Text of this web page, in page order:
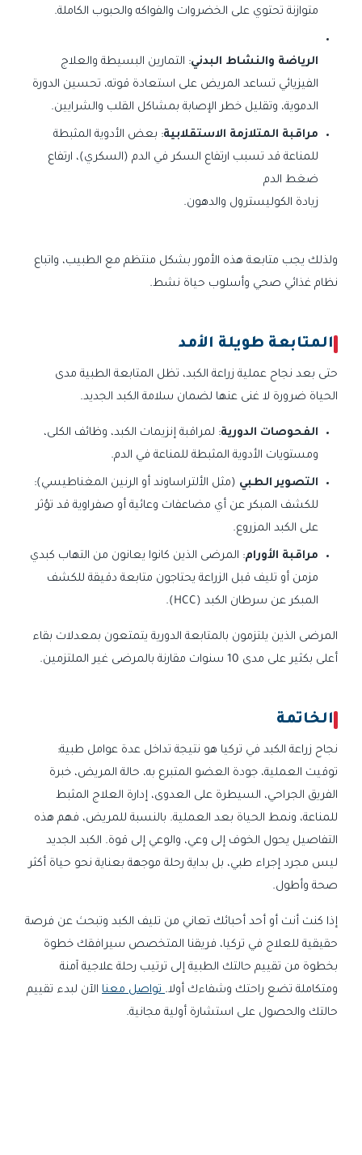
متوازنة تحتوي على الخضروات والفواكه والحبوب الكاملة.
الرياضة والنشاط البدني: التمارين البسيطة والعلاج
الفيزيائي تساعد المريض على استعادة قوته، تحسين الدورة
الدموية، وتقليل خطر الإصابة بمشاكل القلب والشرايين.
مراقبة المتلازمة الاستقلابية: بعض الأدوية المثبطة
للمناعة قد تسبب ارتفاع السكر في الدم (السكري)، ارتفاع
ضغط الدم
زيادة الكوليسترول والدهون.
ولذلك يجب متابعة هذه الأمور بشكل منتظم مع الطبيب، واتباع
نظام غذائي صحي وأسلوب حياة نشط.
المتابعة طويلة الأمد
حتى بعد نجاح عملية زراعة الكبد، تظل المتابعة الطبية مدى
الحياة ضرورة لا غنى عنها لضمان سلامة الكبد الجديد.
الفحوصات الدورية: لمراقبة إنزيمات الكبد، وظائف الكلى،
ومستويات الأدوية المثبطة للمناعة في الدم.
التصوير الطبي (مثل الألتراساوند أو الرنين المغناطيسي):
للكشف المبكر عن أي مضاعفات وعائية أو صفراوية قد تؤثر
على الكبد المزروع.
مراقبة الأورام: المرضى الذين كانوا يعانون من التهاب كبدي
مزمن أو تليف قبل الزراعة يحتاجون متابعة دقيقة للكشف
المبكر عن سرطان الكبد (HCC).
المرضى الذين يلتزمون بالمتابعة الدورية يتمتعون بمعدلات بقاء
أعلى بكثير على مدى 10 سنوات مقارنة بالمرضى غير الملتزمين.
الخاتمة
نجاح زراعة الكبد في تركيا هو نتيجة تداخل عدة عوامل طبية:
توقيت العملية، جودة العضو المتبرع به، حالة المريض، خبرة
الفريق الجراحي، السيطرة على العدوى، إدارة العلاج المثبط
للمناعة، ونمط الحياة بعد العملية. بالنسبة للمريض، فهم هذه
التفاصيل يحول الخوف إلى وعي، والوعي إلى قوة. الكبد الجديد
ليس مجرد إجراء طبي، بل بداية رحلة موجهة بعناية نحو حياة أكثر
صحة وأطول.
إذا كنت أنت أو أحد أحبائك تعاني من تليف الكبد وتبحث عن فرصة
حقيقية للعلاج في تركيا، فريقنا المتخصص سيرافقك خطوة
بخطوة من تقييم حالتك الطبية إلى ترتيب رحلة علاجية آمنة
ومتكاملة تضع راحتك وشفاءك أولا.تواصل معنا الآن لبدء تقييم
حالتك والحصول على استشارة أولية مجانية.